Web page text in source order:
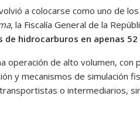
a colocarse como uno de
, la Fiscalía General de la
de hidrocarburos en apenas 52
operación de alto volumen,
y mecanismos de simulación
o intermediarios,